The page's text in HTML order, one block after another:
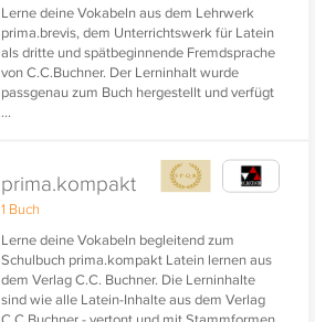
Lerne deine Vokabeln aus dem Lehrwerk
prima.brevis, dem Unterrichtswerk für Latein
als dritte und spätbeginnende Fremdsprache
von C.C.Buchner. Der Lerninhalt wurde
passgenau zum Buch hergestellt und verfügt
über die Vertonung der lateinischen Vokabel
...
prima.kompakt
1 Buch
Lerne deine Vokabeln begleitend zum
Schulbuch prima.kompakt Latein lernen aus
dem Verlag C.C. Buchner. Die Lerninhalte
sind wie alle Latein-Inhalte aus dem Verlag